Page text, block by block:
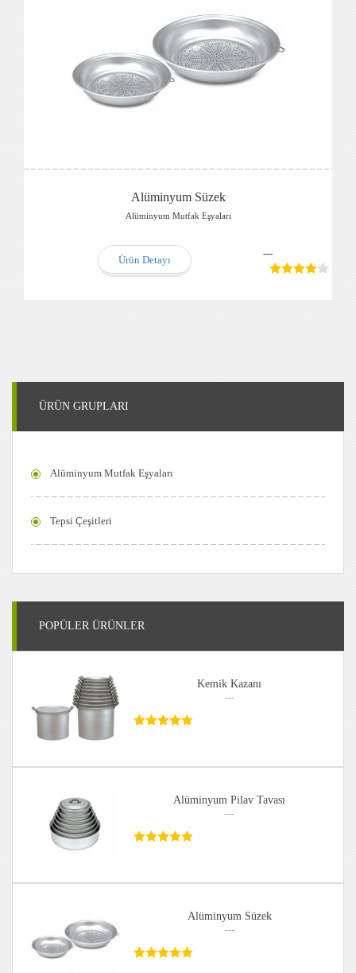
Alüminyum Süzek
Alüminyum Mutfak Eşyaları
Ürün Detayı
---
ÜRÜN GRUPLARI
Alüminyum Mutfak Eşyaları
Tepsi Çeşitleri
POPÜLER ÜRÜNLER
Kemik Kazanı
---
Alüminyum Pilav Tavası
---
Alüminyum Süzek
---